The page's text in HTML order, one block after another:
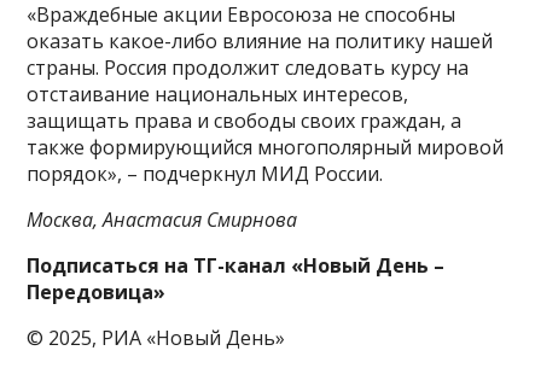
«Враждебные акции Евросоюза не способны
оказать какое-либо влияние на политику нашей
страны. Россия продолжит следовать курсу на
отстаивание национальных интересов,
защищать права и свободы своих граждан, а
также формирующийся многополярный мировой
порядок», – подчеркнул МИД России.
Москва, Анастасия Смирнова
Подписаться на ТГ-канал «Новый День –
Передовица»
© 2025, РИА «Новый День»